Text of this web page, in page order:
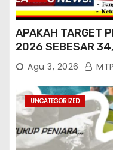
APAKAH TARGET
2026 SEBESAR
TERCAPAI ?
Agu 3, 2026
UNCATEGORIZED